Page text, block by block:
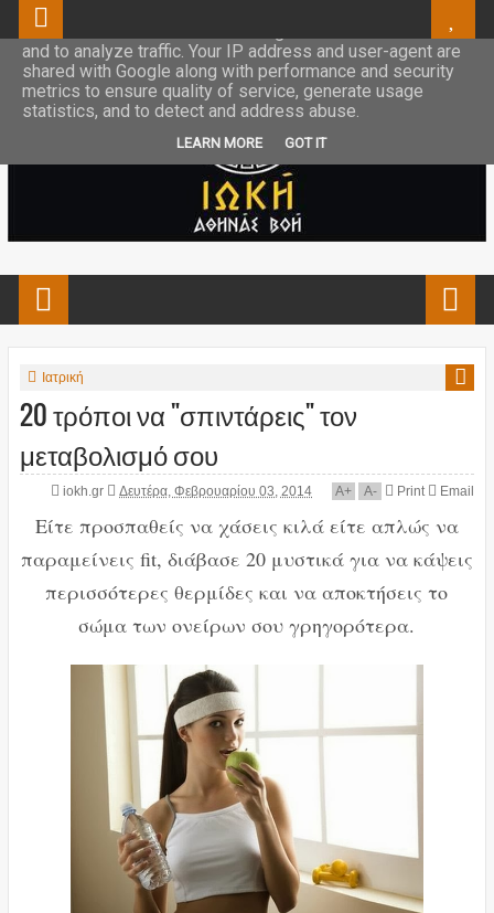
Ιατρική
20 τρόποι να "σπιντάρεις" τον
μεταβολισμό σου
iokh.gr Δευτέρα, Φεβρουαρίου 03, 2014 A+ A- Print Email
Eίτε προσπαθείς να χάσεις κιλά είτε απλώς να
παραμείνεις fit, διάβασε 20 μυστικά για να κάψεις
περισσότερες θερμίδες και να αποκτήσεις το
σώμα των ονείρων σου γρηγορότερα.
This site uses cookies from Google to deliver its services
and to analyze traffic. Your IP address and user-agent are
shared with Google along with performance and security
metrics to ensure quality of service, generate usage
statistics, and to detect and address abuse.
LEARN MORE GOT IT